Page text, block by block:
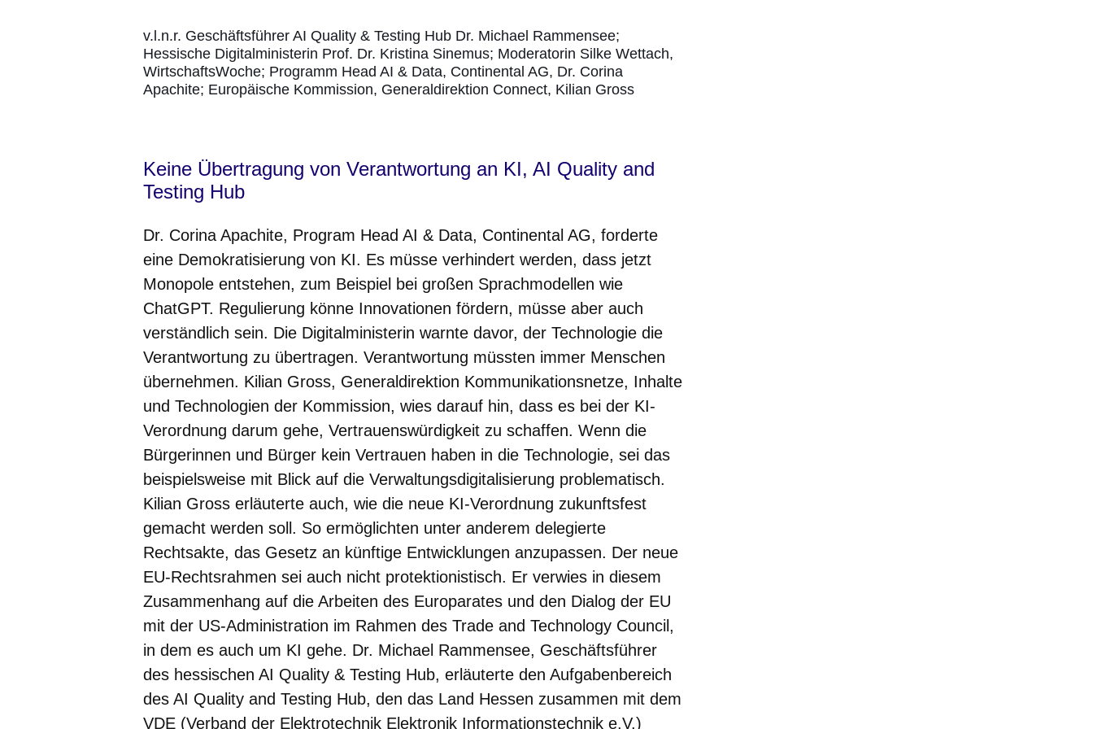
v.l.n.r. Geschäftsführer AI Quality & Testing Hub Dr. Michael Rammensee;
Hessische Digitalministerin Prof. Dr. Kristina Sinemus; Moderatorin Silke Wettach,
WirtschaftsWoche; Programm Head AI & Data, Continental AG, Dr. Corina
Apachite; Europäische Kommission, Generaldirektion Connect, Kilian Gross
Keine Übertragung von Verantwortung an KI, AI Quality and
Testing Hub
Dr. Corina Apachite, Program Head AI & Data, Continental AG, forderte
eine Demokratisierung von KI. Es müsse verhindert werden, dass jetzt
Monopole entstehen, zum Beispiel bei großen Sprachmodellen wie
ChatGPT. Regulierung könne Innovationen fördern, müsse aber auch
verständlich sein. Die Digitalministerin warnte davor, der Technologie die
Verantwortung zu übertragen. Verantwortung müssten immer Menschen
übernehmen. Kilian Gross, Generaldirektion Kommunikationsnetze, Inhalte
und Technologien der Kommission, wies darauf hin, dass es bei der KI-
Verordnung darum gehe, Vertrauenswürdigkeit zu schaffen. Wenn die
Bürgerinnen und Bürger kein Vertrauen haben in die Technologie, sei das
beispielsweise mit Blick auf die Verwaltungsdigitalisierung problematisch.
Kilian Gross erläuterte auch, wie die neue KI-Verordnung zukunftsfest
gemacht werden soll. So ermöglichten unter anderem delegierte
Rechtsakte, das Gesetz an künftige Entwicklungen anzupassen. Der neue
EU-Rechtsrahmen sei auch nicht protektionistisch. Er verwies in diesem
Zusammenhang auf die Arbeiten des Europarates und den Dialog der EU
mit der US-Administration im Rahmen des Trade and Technology Council,
in dem es auch um KI gehe. Dr. Michael Rammensee, Geschäftsführer
des hessischen AI Quality & Testing Hub, erläuterte den Aufgabenbereich
des AI Quality and Testing Hub, den das Land Hessen zusammen mit dem
VDE (Verband der Elektrotechnik Elektronik Informationstechnik e.V.)